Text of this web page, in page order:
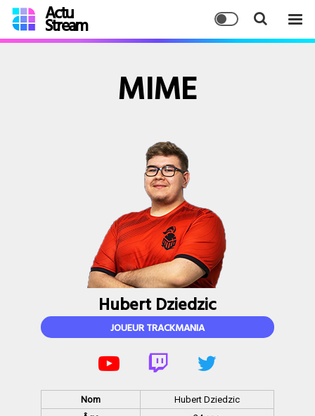
Actu
Stream
MIME
Hubert Dziedzic
JOUEUR TRACKMANIA
Nom
Hubert Dziedzic